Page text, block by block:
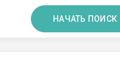
НАЧАТЬ ПОИСК